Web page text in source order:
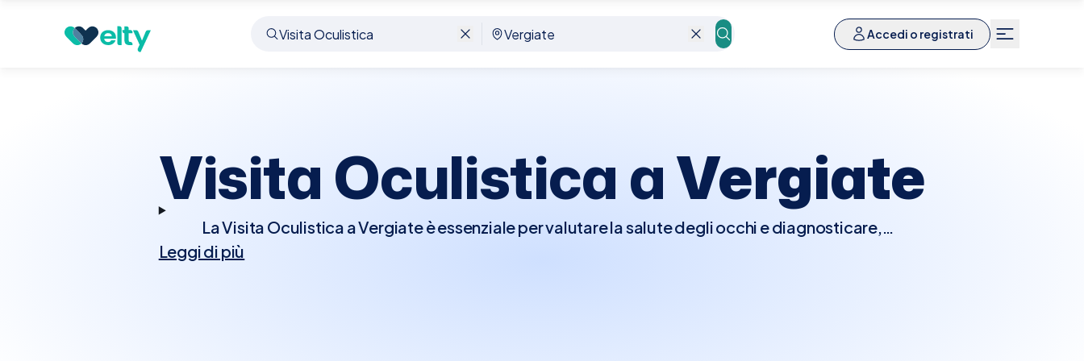
Accedi o registrati
Prenota visita Vergiate
Visita Oculistica aVergiate
La Visita Oculistica a Vergiate è essenziale per valutare la salute degli occhi e diagnosticare,
trattare, o prevenire varie condizioni visive. Durante la visita, l'oculista eseguirà un esame
Leggi di più